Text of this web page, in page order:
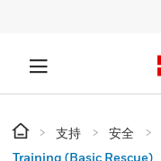
支持 安全
Training (Basic Rescue)